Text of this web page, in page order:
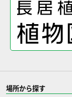
場所から探す